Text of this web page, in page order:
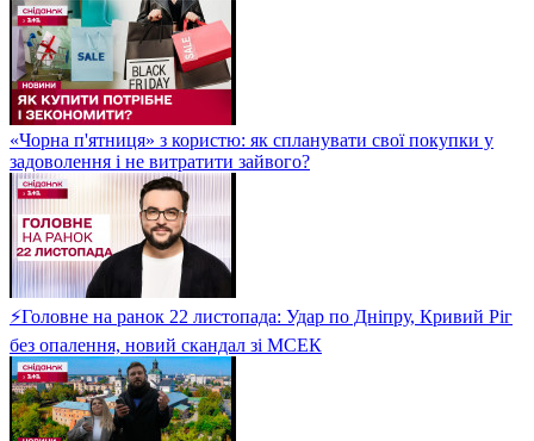
«Чорна п'ятниця» з користю: як спланувати свої покупки у
задоволення і не витратити зайвого?
⚡Головне на ранок 22 листопада: Удар по Дніпру, Кривий Ріг
без опалення, новий скандал зі МСЕК